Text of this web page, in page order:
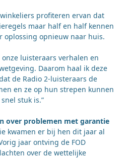
winkeliers profiteren ervan dat
maar half en half kennen
oplossing opnieuw naar huis.
luisteraars verhalen en
Daarom haal ik deze
de Radio 2-luisteraars de
en ze op hun strepen kunnen
stuk is.”
over problemen met garantie
kwamen er bij hen dit jaar al
jaar ontving de FOD
over de wettelijke